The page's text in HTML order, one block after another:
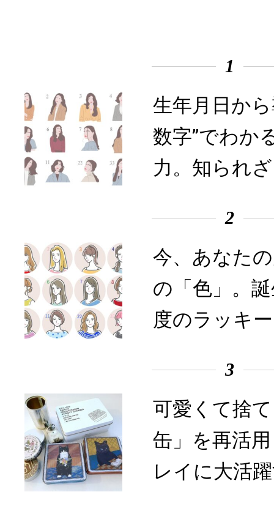
1
生年月日か
数字”でわか
力。知られ
2
今、あなた
の「色」。
度のラッキ
3
可愛くて捨
缶」を再活
レイに大活